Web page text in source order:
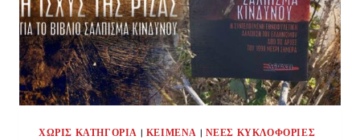
ΧΩΡΊΣ ΚΑΤΗΓΟΡΊΑ | ΚΕΊΜΕΝΑ | ΝΈΕΣ ΚΥΚΛΟΦΟΡΊΕΣ